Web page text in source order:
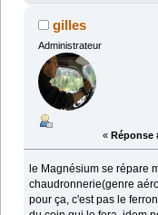
gilles
Administrateur
« Réponse
le Magnésium se répare
chaudronnerie(genre
pour ça, c'est pas le